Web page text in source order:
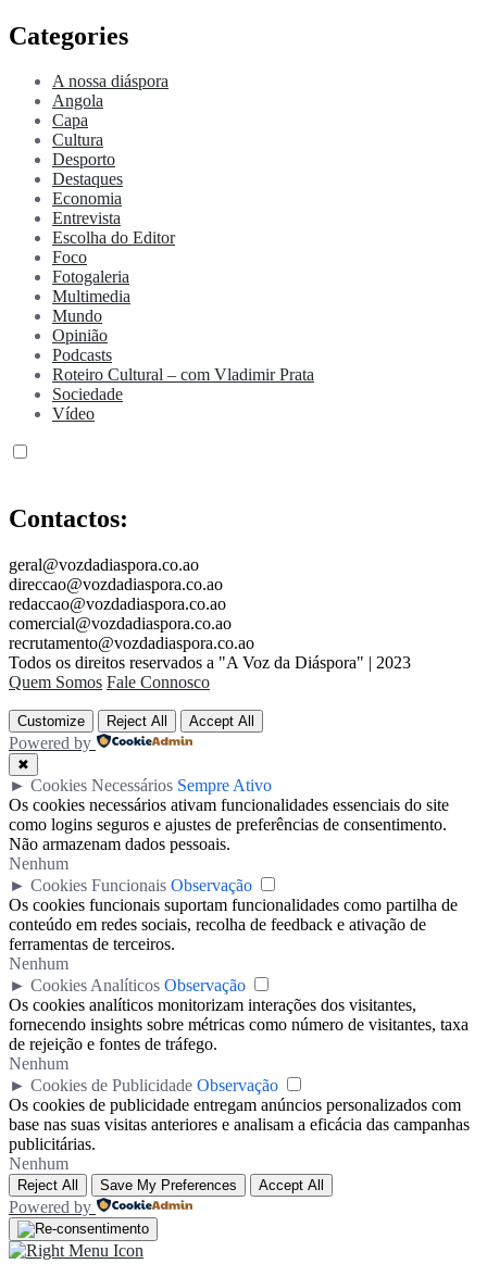
Categories
A nossa diáspora
Angola
Capa
Cultura
Desporto
Destaques
Economia
Entrevista
Escolha do Editor
Foco
Fotogaleria
Multimedia
Mundo
Opinião
Podcasts
Roteiro Cultural – com Vladimir Prata
Sociedade
Vídeo
Contactos:
geral@vozdadiaspora.co.ao
direccao@vozdadiaspora.co.ao
redaccao@vozdadiaspora.co.ao
comercial@vozdadiaspora.co.ao
recrutamento@vozdadiaspora.co.ao
Todos os direitos reservados a "A Voz da Diáspora" | 2023
Quem Somos Fale Connosco
Customize Reject All Accept All
Powered by
✖
► Cookies Necessários Sempre Ativo
Os cookies necessários ativam funcionalidades essenciais do site
como logins seguros e ajustes de preferências de consentimento.
Não armazenam dados pessoais.
Nenhum
► Cookies Funcionais Observação
Os cookies funcionais suportam funcionalidades como partilha de
conteúdo em redes sociais, recolha de feedback e ativação de
ferramentas de terceiros.
Nenhum
► Cookies Analíticos Observação
Os cookies analíticos monitorizam interações dos visitantes,
fornecendo insights sobre métricas como número de visitantes, taxa
de rejeição e fontes de tráfego.
Nenhum
► Cookies de Publicidade Observação
Os cookies de publicidade entregam anúncios personalizados com
base nas suas visitas anteriores e analisam a eficácia das campanhas
publicitárias.
Nenhum
Reject All Save My Preferences Accept All
Powered by